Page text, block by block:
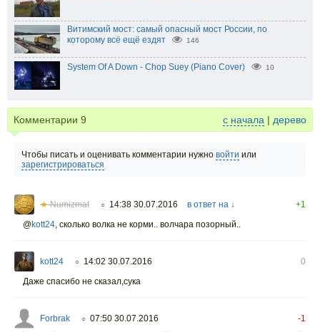
Витимский мост: самый опасный мост России, по
которому всё ещё ездят
146
System Of A Down - Chop Suey (Piano Cover) 10
Комментарии 9 с начала | дерево
Чтобы писать и оценивать комментарии нужно войти или
зарегистрироваться
★Numizmat ○ 14:38 30.07.2016 в ответ на ↓
+1
@kott24, сколько волка не корми.. волчара позорный..
kott24 ○ 14:02 30.07.2016
0
Даже спасибо не сказал,сука
Forbrak ○ 07:50 30.07.2016
-1